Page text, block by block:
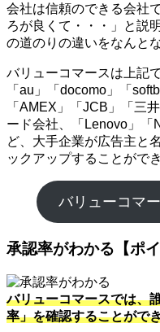
会社は信頼のできる会社
ろが良くて・・・」と説
の道のりの違いをなんと
バリューコマースは上記
「au」「docomo」「
「AMEX」「JCB」「三
ード会社、「Lenovo」「
ど、大手企業が広告主と
ックアップすることがで
バリューコマ
承認率がわかる【ポイ
バリューコマースでは、
率」を確認することがで